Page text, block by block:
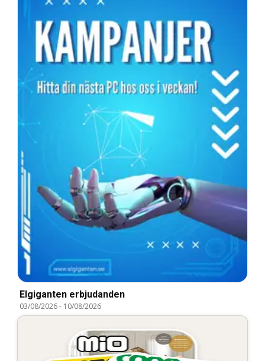
Elgiganten erbjudanden
03/08/2026- 10/08/2026